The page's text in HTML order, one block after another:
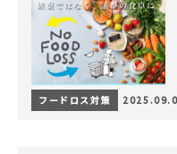
フードロス対策